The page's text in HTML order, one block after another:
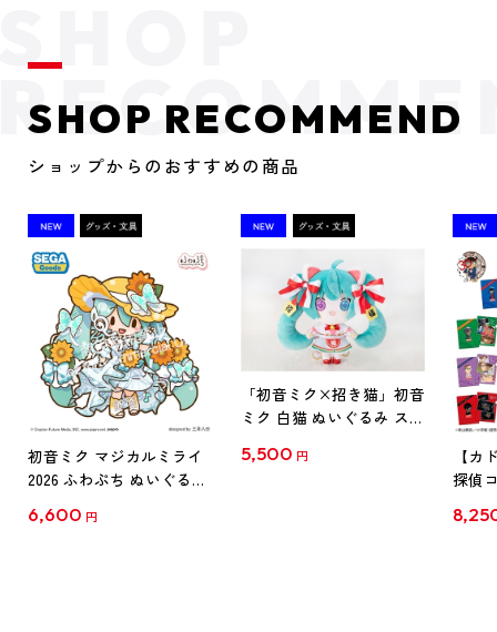
SHOP RECOMMEND
ショップからのおすすめの商品
初音ミク マジカルミライ
2026 ふわぷち ぬいぐるみ
6,600 円
「初音ミク×招き猫」初音
ミク 白猫 ぬいぐるみ スタ
5,500 円
【カ
探偵
クリ